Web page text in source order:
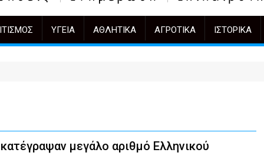
ΥΓΕΊΑ ΑΘΛΗΤΙΚΆ ΑΓΡΟΤΙΚΆ ΙΣΤΟΡΙΚΆ
μεγάλο αριθμό Ελληνικού